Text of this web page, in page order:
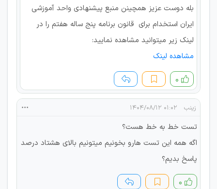
بله دوست عزیز همچینن منبع پیشنهادی واحد آموزشی
ایران استخدام برای قانون برنامه پنج ساله هفتم را در
لینک زیر میتوانید مشاهده نمایید:
مشاهده لینک
۰
زینب ۰۱:۰۲ ۱۴۰۴/۰۸/۱۲
تست خط به خط هست؟
اگه همه این تست هارو بخونیم میتونیم بالای هشتاد درصد
پاسخ بدیم؟
۰